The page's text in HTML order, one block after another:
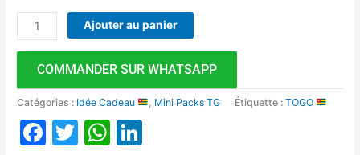
Ajouter au panier
COMMANDER SUR WHATSAPP
Catégories : Idée Cadeau Mini Packs TG Étiquette :TOGO
Facebook
TwitterWhatsApp